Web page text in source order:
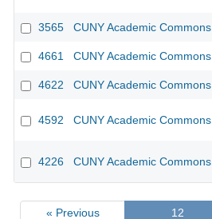
3565 CUNY Academic Commons
4661 CUNY Academic Commons
4622 CUNY Academic Commons
4592 CUNY Academic Commons
4226 CUNY Academic Commons
« Previous 12